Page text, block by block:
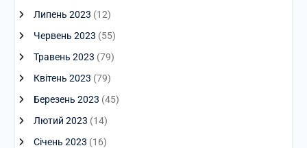
Липень 2023 (12)
Червень 2023 (55)
Травень 2023 (79)
Квітень 2023 (79)
Березень 2023 (45)
Лютий 2023 (14)
Січень 2023 (16)